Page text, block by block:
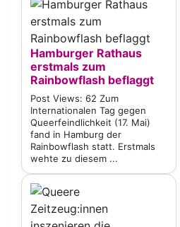
Hamburger Rathaus
erstmals zum
Rainbowflash beflaggt
Post Views: 62 Zum
Internationalen Tag gegen
Queerfeindlichkeit (17. Mai)
fand in Hamburg der
Rainbowflash statt. Erstmals
wehte zu diesem ...